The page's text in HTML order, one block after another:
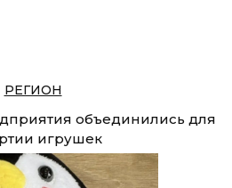
РЕГИОН
объединились для
игрушек